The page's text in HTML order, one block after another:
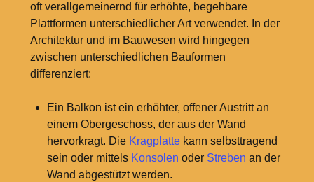
oft verallgemeinernd für erhöhte, begehbare
Plattformen unterschiedlicher Art verwendet. In der
Architektur und im Bauwesen wird hingegen
zwischen unterschiedlichen Bauformen
differenziert:
Ein Balkon ist ein erhöhter, offener Austritt an
einem Obergeschoss, der aus der Wand
hervorkragt. Die Kragplattekann selbsttragend
sein oder mittels Konsolen oder Streben an der
Wand abgestützt werden.